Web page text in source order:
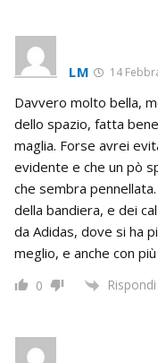
LM 14
Davvero molto bella,
dello spazio, fatta
maglia. Forse avrei
evidente e che un pò
che sembra
della bandiera, e dei
da Adidas, dove si ha
meglio, e anche con
0 Rispondi